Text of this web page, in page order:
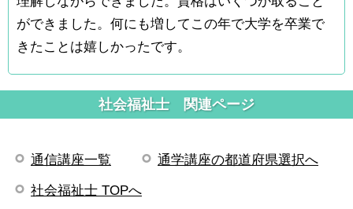
ができました。何にも増してこの年で大学を卒業で
きたことは嬉しかったです。
社会福祉士 関連ページ
通信講座一覧 通学講座の都道府県選択へ
社会福祉士 TOPへ